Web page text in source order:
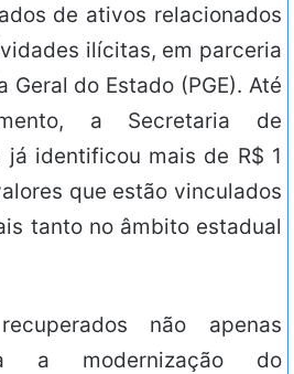
de ativos relacionados
ilícitas, em parceria
Geral do Estado (PGE). Até
a Secretaria de
já identificou mais de R$ 1
que estão vinculados
tanto no âmbito estadual
não apenas
a modernização do